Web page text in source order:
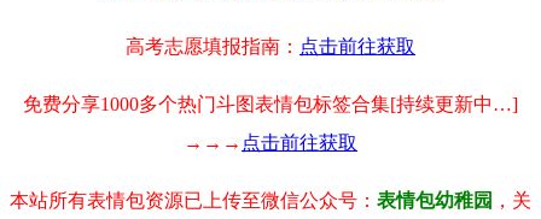
高考志愿填报指南： 点击前往获取
免费分享1000多个热门斗图表情包标签合集[持续更新中…]
→→→ 点击前往获取
本站所有表情包资源已上传至微信公众号： 表情包幼稚园 ，关